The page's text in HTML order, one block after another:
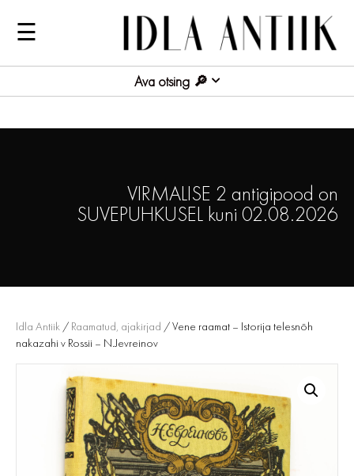
☰
Ava otsing
VIRMALISE 2 antigipood on
SUVEPUHKUSEL kuni 02.08.2026
Idla Antiik / Raamatud, ajakirjad / Vene raamat – Istorija telesnõh
nakazahi v Rossii – N.Jevreinov